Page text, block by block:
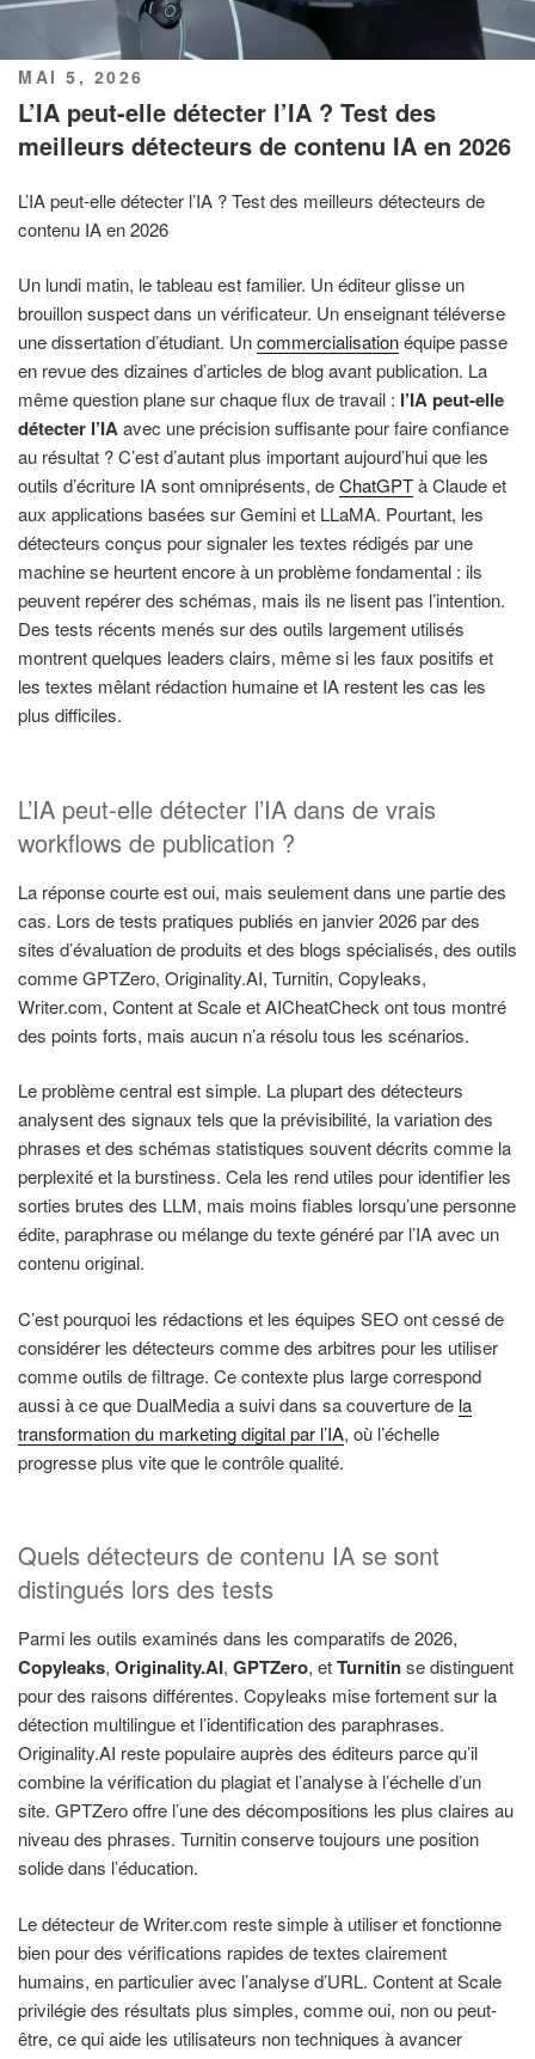
PUBLIÉ
LE
MAI 5, 2026
L’IA peut-elle détecter l’IA ? Test des
meilleurs détecteurs de contenu IA en 2026
L’IA peut-elle détecter l’IA ? Test des meilleurs détecteurs de
contenu IA en 2026
Un lundi matin, le tableau est familier. Un éditeur glisse un
brouillon suspect dans un vérificateur. Un enseignant téléverse
une dissertation d’étudiant. Uncommercialisationéquipe passe
en revue des dizaines d’articles de blog avant publication. La
même question plane sur chaque flux de travail : l’IA peut-elle
détecter l’IAavec une précision suffisante pour faire confiance
au résultat ? C’est d’autant plus important aujourd’hui que les
outils d’écriture IA sont omniprésents, deChatGPTà Claude et
aux applications basées sur Gemini et LLaMA. Pourtant, les
détecteurs conçus pour signaler les textes rédigés par une
machine se heurtent encore à un problème fondamental : ils
peuvent repérer des schémas, mais ils ne lisent pas l’intention.
Des tests récents menés sur des outils largement utilisés
montrent quelques leaders clairs, même si les faux positifs et
les textes mêlant rédaction humaine et IA restent les cas les
plus difficiles.
L’IA peut-elle détecter l’IA dans de vrais
workflows de publication ?
La réponse courte est oui, mais seulement dans une partie des
cas. Lors de tests pratiques publiés en janvier 2026 par des
sites d’évaluation de produits et des blogs spécialisés, des outils
comme GPTZero, Originality.AI, Turnitin, Copyleaks,
Writer.com, Content at Scale et AICheatCheck ont tous montré
des points forts, mais aucun n’a résolu tous les scénarios.
Le problème central est simple. La plupart des détecteurs
analysent des signaux tels que la prévisibilité, la variation des
phrases et des schémas statistiques souvent décrits comme la
perplexité et la burstiness. Cela les rend utiles pour identifier les
sorties brutes des LLM, mais moins fiables lorsqu’une personne
édite, paraphrase ou mélange du texte généré par l’IA avec un
contenu original.
C’est pourquoi les rédactions et les équipes SEO ont cessé de
considérer les détecteurs comme des arbitres pour les utiliser
comme outils de filtrage. Ce contexte plus large correspond
aussi à ce que DualMedia a suivi dans sa couverture de la
transformation du marketing digital par l’IA, où l’échelle
progresse plus vite que le contrôle qualité.
Quels détecteurs de contenu IA se sont
distingués lors des tests
Parmi les outils examinés dans les comparatifs de 2026,
Copyleaks, Originality.AI, GPTZero, etTurnitinse distinguent
pour des raisons différentes. Copyleaks mise fortement sur la
détection multilingue et l’identification des paraphrases.
Originality.AI reste populaire auprès des éditeurs parce qu’il
combine la vérification du plagiat et l’analyse à l’échelle d’un
site. GPTZero offre l’une des décompositions les plus claires au
niveau des phrases. Turnitin conserve toujours une position
solide dans l’éducation.
Le détecteur de Writer.com reste simple à utiliser et fonctionne
bien pour des vérifications rapides de textes clairement
humains, en particulier avec l’analyse d’URL. Content at Scale
privilégie des résultats plus simples, comme oui, non ou peut-
être, ce qui aide les utilisateurs non techniques à avancer